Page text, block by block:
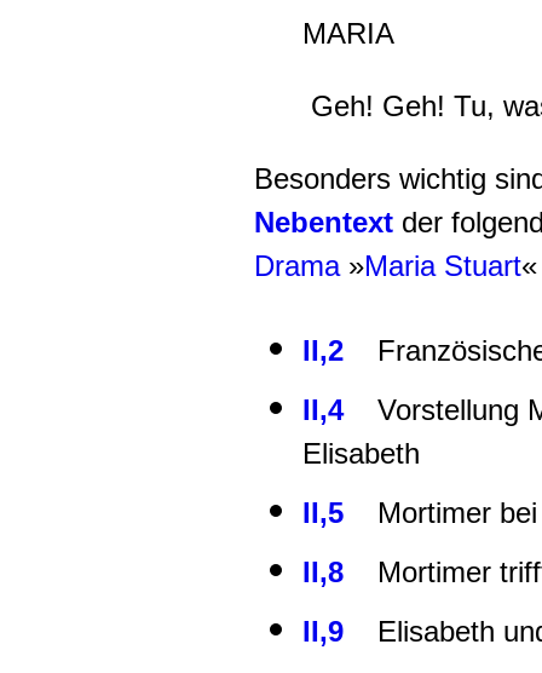
MARIA
Geh! Geh! Tu,
Besonders wichtig
Nebentext der
Drama»Maria Stuart
II,2
II,4Vorstellung
Elisabeth
II,5 Mortimer bei
II,8 Mortimer
II,9 Elisabeth